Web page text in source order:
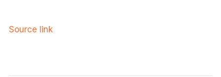
Source link